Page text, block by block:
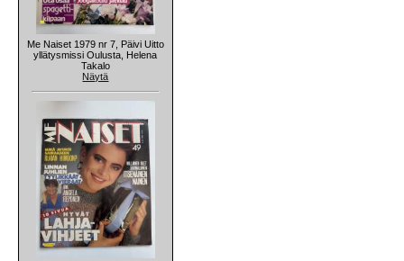
Me Naiset 1979 nr 7, Päivi Uitto
yllätysmissi Oulusta, Helena
Takalo
Näytä